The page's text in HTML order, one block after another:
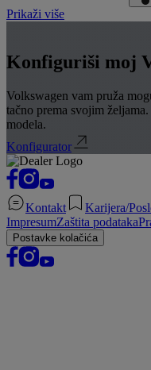
Prikaži više
Konfiguriši moj
Volkswagen vam pruža
tačno prema svojim
modela.
Konfigurator
Kontakt Karijera/
ImpresumZaštita podataka
Postavke kolačića